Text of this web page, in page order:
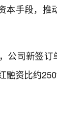
本手段，推
公司新签
融资比约